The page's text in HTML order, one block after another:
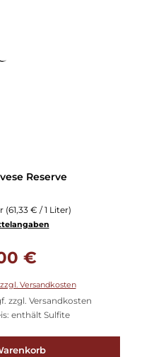
Reserve
(61,33 € / 1 Liter)
€
Versandkosten
zzgl. Versandkosten
enthält Sulfite